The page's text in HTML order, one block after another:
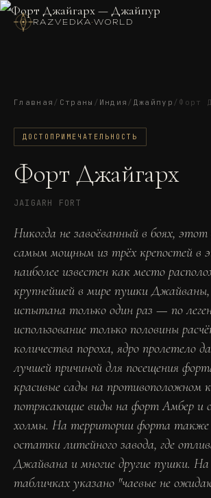
RAZVEDKA·WORLD
Главная / Страны / Индия / Джайпур / Форт
ДОСТОПРИМЕЧАТЕЛЬНОСТЬ
Форт Джайгарх
JAIGARH FORT
Никогда не завоёванный в боях,
самым мощным из трёх крепостей в
наиболее известен как место
крупнейшей в мире пушки
испытана только один раз — по
использование только половины
количества пороха, ядро пролетело
лучшей причиной для посещения
красивые сады на противоположном
потрясающие виды на форт Амбер и
холмы. На территории форта также
остатки литейного завода, где
Джайвана и многие другие пушки. На
табличках указано "чаевые не